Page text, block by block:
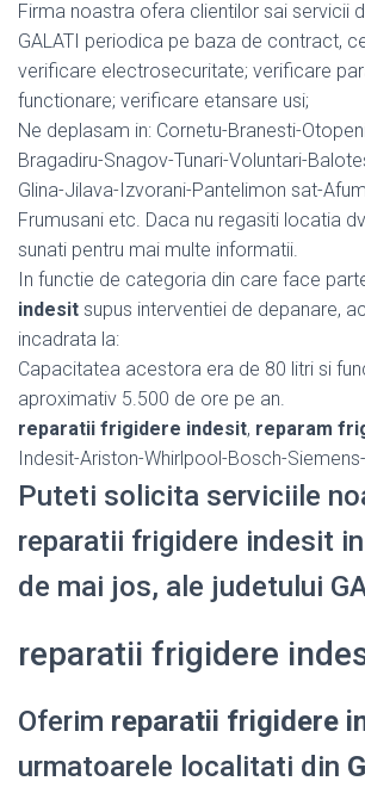
Firma noastra ofera clientilor sai servicii
GALATI periodica pe baza de contract,
verificare electrosecuritate; verificare
functionare; verificare etansare usi;
Ne deplasam in: Cornetu-Branesti-
Bragadiru-Snagov-Tunari-Voluntari-
Glina-Jilava-Izvorani-Pantelimon sat-
Frumusani etc. Daca nu regasiti locatia
sunati pentru mai multe informatii.
In functie de categoria din care face
indesit supus interventiei de depanare,
incadrata la:
Capacitatea acestora era de 80 litri si
aproximativ 5.500 de ore pe an.
reparatii frigidere indesit, reparam
Indesit-Ariston-Whirlpool-Bosch-
Puteti solicita serviciile
reparatii frigidere indesit
de mai jos, ale judetului
reparatii frigidere
Oferim reparatii frigidere
urmatoarele localitati din